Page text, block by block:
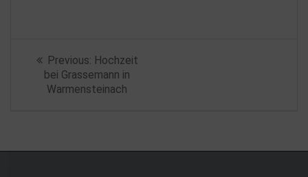
Beitragsnavigation
Previous: Previous
post:
Hochzeit
bei Grassemann in
Warmensteinach